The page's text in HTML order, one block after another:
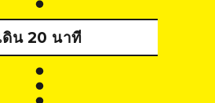
ดิน 20 นาที